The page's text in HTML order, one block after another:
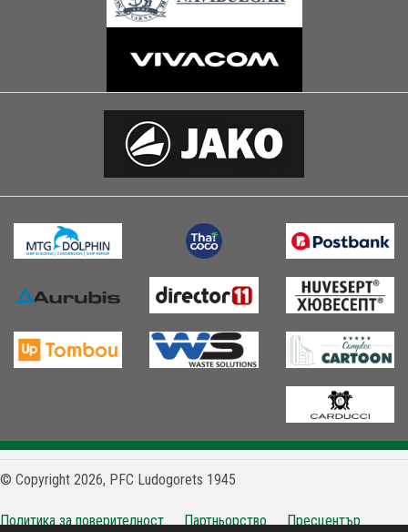
© Copyright 2026, PFC Ludogorets 1945
Политика за поверителност Партньорство Пресцентър